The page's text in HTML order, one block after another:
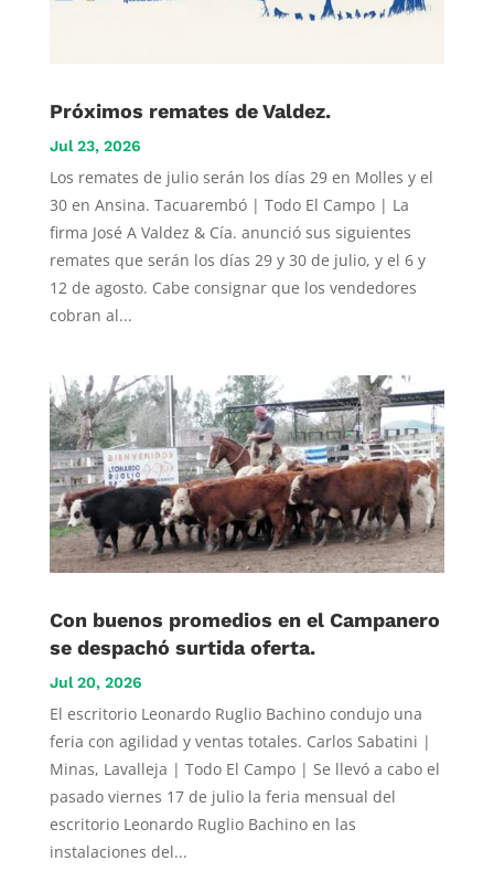
Próximos remates de Valdez.
Jul 23, 2026
Los remates de julio serán los días 29 en Molles y el
30 en Ansina. Tacuarembó | Todo El Campo | La
firma José A Valdez & Cía. anunció sus siguientes
remates que serán los días 29 y 30 de julio, y el 6 y
12 de agosto. Cabe consignar que los vendedores
cobran al...
Con buenos promedios en el Campanero
se despachó surtida oferta.
Jul 20, 2026
El escritorio Leonardo Ruglio Bachino condujo una
feria con agilidad y ventas totales. Carlos Sabatini |
Minas, Lavalleja | Todo El Campo | Se llevó a cabo el
pasado viernes 17 de julio la feria mensual del
escritorio Leonardo Ruglio Bachino en las
instalaciones del...